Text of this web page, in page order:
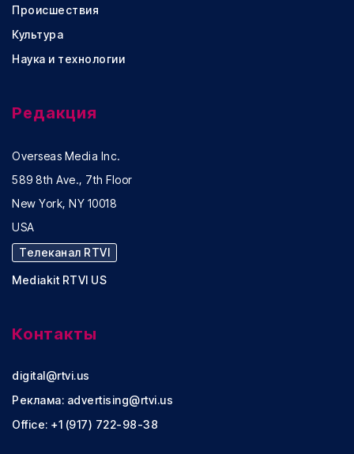
Происшествия
Культура
Наука и технологии
Редакция
Overseas Media Inc.
589 8th Ave., 7th Floor
New York, NY 10018
USA
Телеканал RTVI
Mediakit RTVI US
Контакты
digital@rtvi.us
Реклама: advertising@rtvi.us
Office: +1 (917) 722-98-38